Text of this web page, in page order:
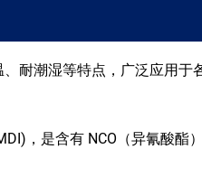
耐潮湿等特点，广泛应用于
，是含有 NCO（异氰酸